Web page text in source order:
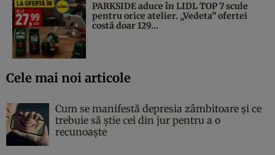
PARKSIDE aduce în LIDL TOP 7 scule
pentru orice atelier. „Vedeta” ofertei
costă doar 129...
Cele mai noi articole
Cum se manifestă depresia zâmbitoare și ce
trebuie să știe cei din jur pentru a o
recunoaște